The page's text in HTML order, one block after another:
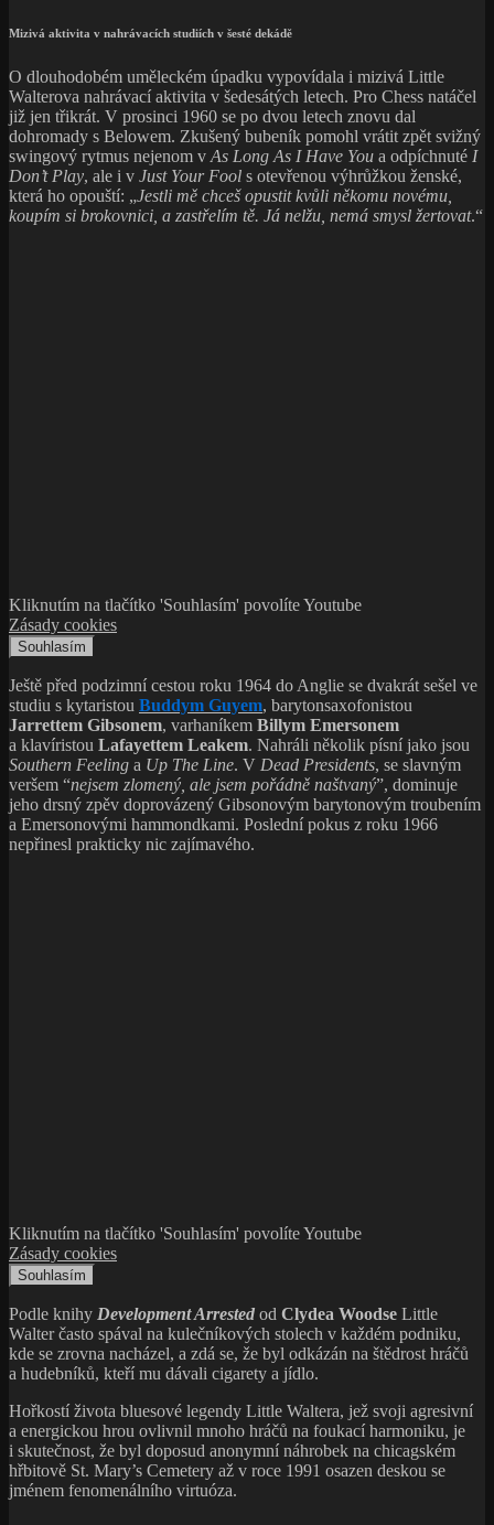
Mizivá aktivita v nahrávacích studiích v šesté dekádě
O dlouhodobém uměleckém úpadku vypovídala i mizivá Little
Walterova nahrávací aktivita v šedesátých letech. Pro Chess natáčel
již jen třikrát. V prosinci 1960 se po dvou letech znovu dal
dohromady s Belowem. Zkušený bubeník pomohl vrátit zpět svižný
swingový rytmus nejenom v As Long As I Have You a odpíchnuté I
Don’t Play, ale i v Just Your Fool s otevřenou výhrůžkou ženské,
která ho opouští: „Jestli mě chceš opustit kvůli někomu novému,
koupím si brokovnici, a zastřelím tě. Já nelžu, nemá smysl žertovat.“
Kliknutím na tlačítko 'Souhlasím' povolíte Youtube
Zásady cookies
Souhlasím
Ještě před podzimní cestou roku 1964 do Anglie se dvakrát sešel ve
studiu s kytaristou Buddym Guyem, barytonsaxofonistou
Jarrettem Gibsonem, varhaníkem Billym Emersonem
a klavíristou Lafayettem Leakem. Nahráli několik písní jako jsou
Southern Feeling a Up The Line. V Dead Presidents, se slavným
veršem “nejsem zlomený, ale jsem pořádně naštvaný”, dominuje
jeho drsný zpěv doprovázený Gibsonovým barytonovým troubením
a Emersonovými hammondkami. Poslední pokus z roku 1966
nepřinesl prakticky nic zajímavého.
Kliknutím na tlačítko 'Souhlasím' povolíte Youtube
Zásady cookies
Souhlasím
Podle knihy Development Arrested od Clydea Woodse Little
Walter často spával na kulečníkových stolech v každém podniku,
kde se zrovna nacházel, a zdá se, že byl odkázán na štědrost hráčů
a hudebníků, kteří mu dávali cigarety a jídlo.
Hořkostí života bluesové legendy Little Waltera, jež svoji agresivní
a energickou hrou ovlivnil mnoho hráčů na foukací harmoniku, je
i skutečnost, že byl doposud anonymní náhrobek na chicagském
hřbitově St. Mary’s Cemetery až v roce 1991 osazen deskou se
jménem fenomenálního virtuóza.